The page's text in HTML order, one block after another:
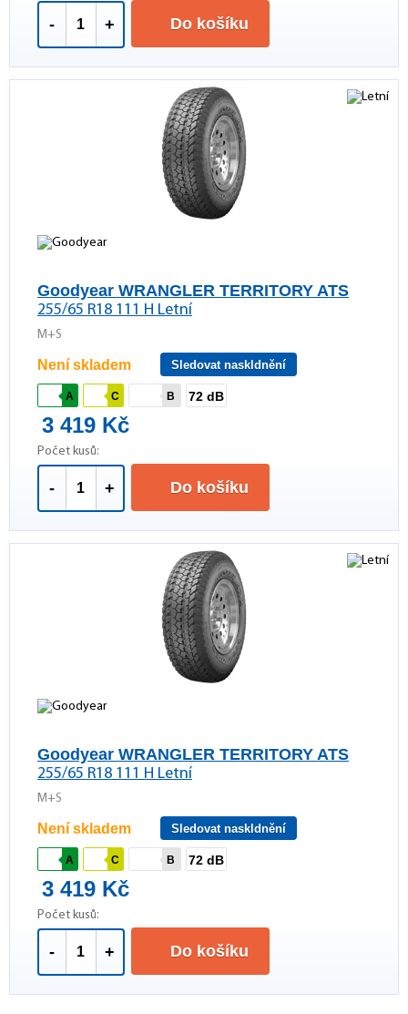
- + Do košíku
Goodyear WRANGLER TERRITORY ATS
255/65 R18 111 H Letní
M+S
Není skladem Sledovat naskldnění
A C B 72 dB
3 419 Kč
Počet kusů:
- + Do košíku
Goodyear WRANGLER TERRITORY ATS
255/65 R18 111 H Letní
M+S
Není skladem Sledovat naskldnění
A C B 72 dB
3 419 Kč
Počet kusů:
- + Do košíku